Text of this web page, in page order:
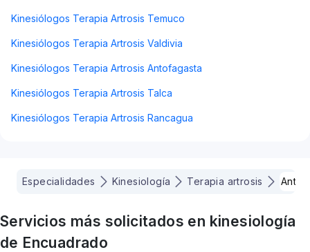
Kinesiólogos Terapia Artrosis Temuco
Kinesiólogos Terapia Artrosis Valdivia
Kinesiólogos Terapia Artrosis Antofagasta
Kinesiólogos Terapia Artrosis Talca
Kinesiólogos Terapia Artrosis Rancagua
Especialidades Kinesiología Terapia artrosis
Servicios más solicitados en kinesiología
de Encuadrado